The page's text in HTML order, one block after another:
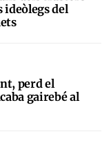
ideòlegs del
perd el
gairebé al